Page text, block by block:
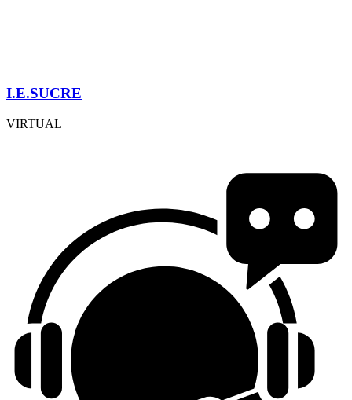
I.E.SUCRE
VIRTUAL